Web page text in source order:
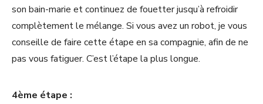
son bain-marie et continuez de fouetter jusqu’à refroidir
complètement le mélange. Si vous avez un robot, je vous
conseille de faire cette étape en sa compagnie, afin de ne
pas vous fatiguer. C’est l’étape la plus longue.
4ème étape :